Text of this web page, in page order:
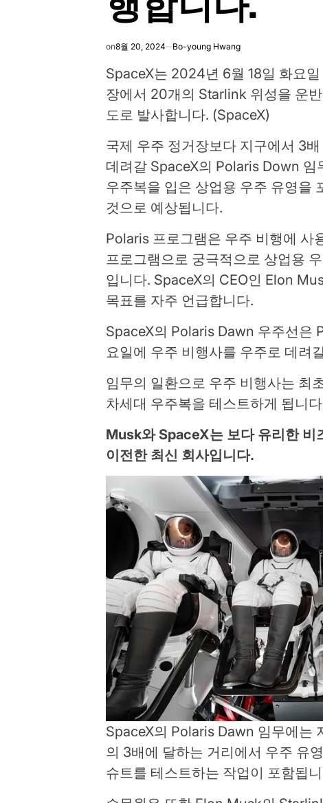
on8월 20, 2024 Bo-young Hwang
SpaceX는 2024년 6월 18일 화요
장에서 20개의 Starlink 위성을 운
도로 발사합니다. (SpaceX)
국제 우주 정거장보다 지구에서 3
데려갈 SpaceX의 Polaris Down 임
우주복을 입은 상업용 우주 유영을
것으로 예상됩니다.
Polaris 프로그램은 우주 비행에 사
프로그램으로 궁극적으로 상업용
입니다. SpaceX의 CEO인 Elon
목표를 자주 언급합니다.
SpaceX의 Polaris Dawn 우주선은
요일에 우주 비행사를 우주로 데려
임무의 일환으로 우주 비행사는 최
차세대 우주복을 테스트하게 됩니
Musk와 SpaceX는 보다 유리한 비
이전한 최신 회사입니다.
SpaceX의 Polaris Dawn 임무에는
의 3배에 달하는 거리에서 우주 유
슈트를 테스트하는 작업이 포함됩